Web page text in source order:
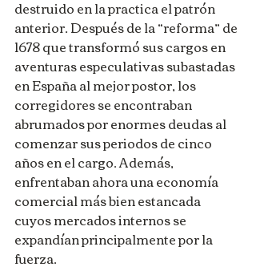
destruido en la practica el patrón
anterior. Después de la “reforma” de
1678 que transformó sus cargos en
aventuras especulativas subastadas
en España al mejor postor, los
corregidores se encontraban
abrumados por enormes deudas al
comenzar sus periodos de cinco
años en el cargo. Además,
enfrentaban ahora una economía
comercial más bien estancada
cuyos mercados internos se
expandían principalmente por la
fuerza.